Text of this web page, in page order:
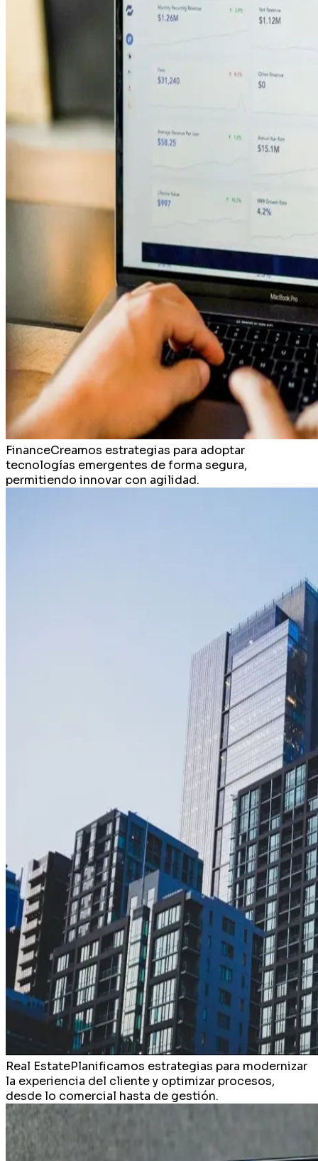
FinanceCreamos estrategias para adoptar
tecnologías emergentes de forma segura,
permitiendo innovar con agilidad.
Real EstatePlanificamos estrategias para modernizar
la experiencia del cliente y optimizar procesos,
desde lo comercial hasta de gestión.